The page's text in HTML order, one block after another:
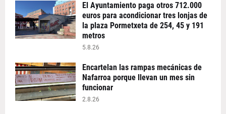
El Ayuntamiento paga otros 712.000
euros para acondicionar tres lonjas de
la plaza Pormetxeta de 254, 45 y 191
metros
5.8.26
Encartelan las rampas mecánicas de
Nafarroa porque llevan un mes sin
funcionar
2.8.26